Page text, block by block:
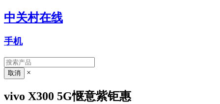
中关村在线
手机
×
vivo X300 5G惬意紫钜惠